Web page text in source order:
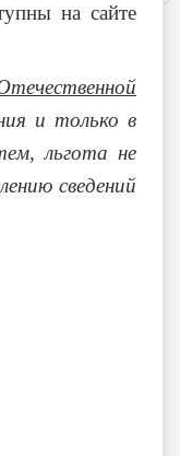
на сайте
и только в
льгота не
сведений